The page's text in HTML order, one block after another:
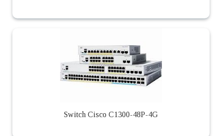
Switch Cisco C1300-48P-4G